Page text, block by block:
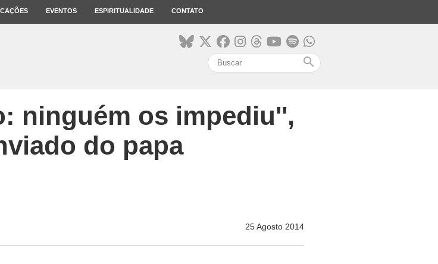
EVENTOS ESPIRITUALIDADE CONTATO
search
ninguém os impediu'',
do papa
25 Agosto 2014